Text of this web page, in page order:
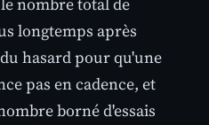
longtemps après
hasard pour qu'une
pas en cadence, et
borné d'essais